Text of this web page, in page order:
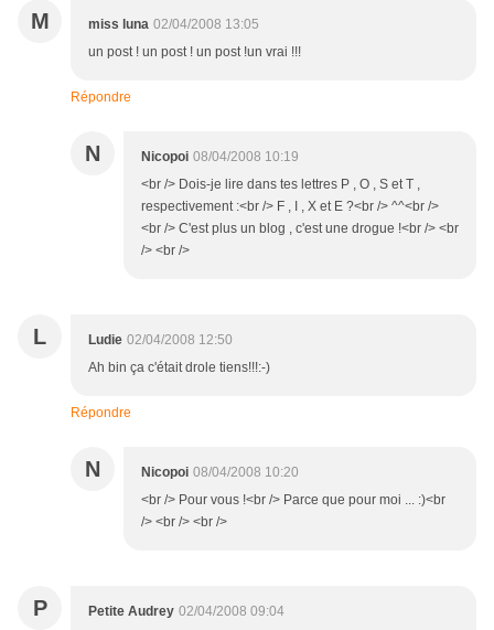
M miss luna 02/04/2008 13:05
un post ! un post ! un post !un vrai !!!
Répondre
N Nicopoi 08/04/2008 10:19
<br /> Dois-je lire dans tes lettres P , O , S et T ,
respectivement :<br /> F , I , X et E ?<br /> ^^<br />
<br /> C'est plus un blog , c'est une drogue !<br /> <br
/> <br />
L Ludie 02/04/2008 12:50
Ah bin ça c'était drole tiens!!!:-)
Répondre
N Nicopoi 08/04/2008 10:20
<br /> Pour vous !<br /> Parce que pour moi ... :)<br
/> <br /> <br />
P Petite Audrey 02/04/2008 09:04